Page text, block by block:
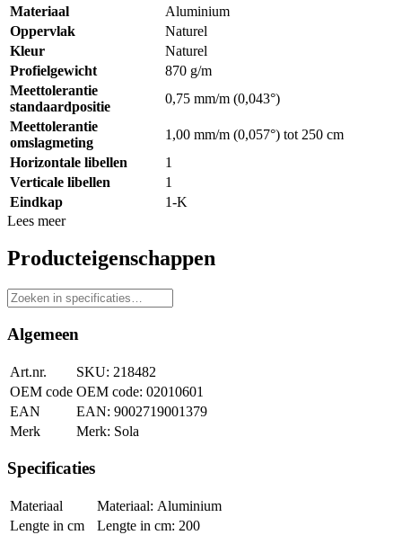
Materiaal
Aluminium
Oppervlak
Naturel
Kleur
Naturel
Profielgewicht
870 g/m
Meettolerantie
standaardpositie
0,75 mm/m (0,043°)
Meettolerantie
omslagmeting
1,00 mm/m (0,057°) tot 250 cm
Horizontale libellen
1
Verticale libellen
1
Eindkap
1-K
Lees meer
Producteigenschappen
Algemeen
Art.nr.
218482
OEM code
02010601
EAN
9002719001379
Merk
Sola
Specificaties
Materiaal
Aluminium
Lengte in cm
200